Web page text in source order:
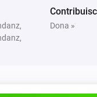
Zone Dona »